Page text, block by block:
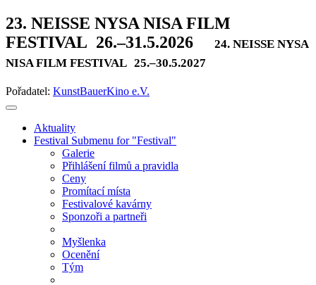
23. NEISSE NYSA NISA FILM
FESTIVAL 26.–31.5.2026
24. NEISSE NYSA
NISA FILM FESTIVAL 25.–30.5.2027
Pořadatel: KunstBauerKino e.V.
Aktuality
Festival Submenu for "Festival"
Galerie
Přihlášení filmů a pravidla
Ceny
Promítací místa
Festivalové kavárny
Sponzoři a partneři
Myšlenka
Ocenění
Tým